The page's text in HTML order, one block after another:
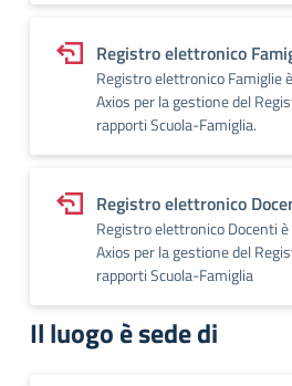
Registro elettronico
Registro elettronico Famiglie
Axios per la gestione del
rapporti Scuola-Famiglia.
Registro elettronico
Registro elettronico Docenti
Axios per la gestione del
rapporti Scuola-Famiglia
Il luogo è sede di